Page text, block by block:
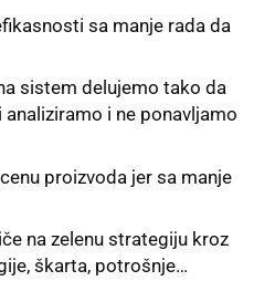
sa manje rada da
sistem delujemo tako da
i ne ponavljamo
proizvoda jer sa manje
na zelenu strategiju kroz
škarta, potrošnje…